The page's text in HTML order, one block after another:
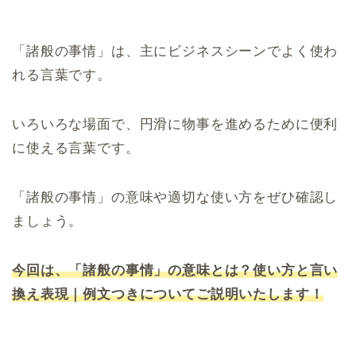
「諸般の事情」は、主にビジネスシーンでよく使わ
れる言葉です。
いろいろな場面で、円滑に物事を進めるために便利
に使える言葉です。
「諸般の事情」の意味や適切な使い方をぜひ確認し
ましょう。
今回は、「諸般の事情」の意味とは？使い方と言い
換え表現｜例文つきについてご説明いたします！